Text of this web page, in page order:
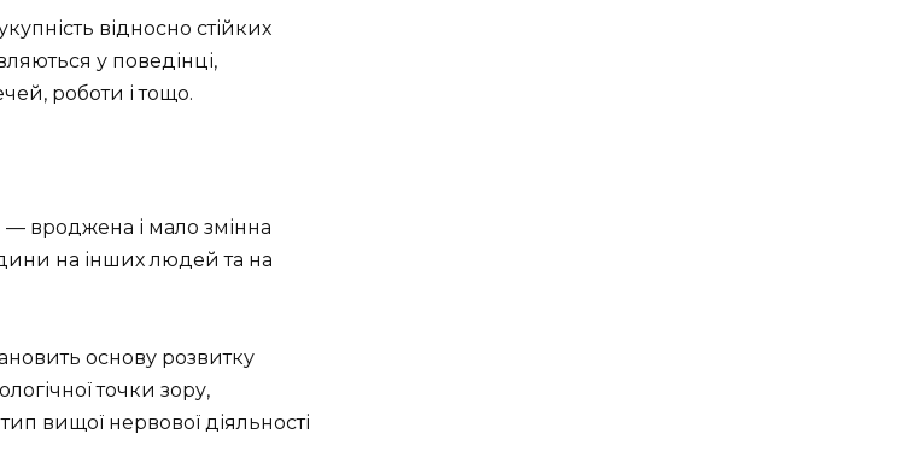
відносно стійких
у поведінці,
роботи і тощо.
— вроджена і мало змінна
на інших людей та на
основу розвитку
точки зору,
вищої нервової діяльності